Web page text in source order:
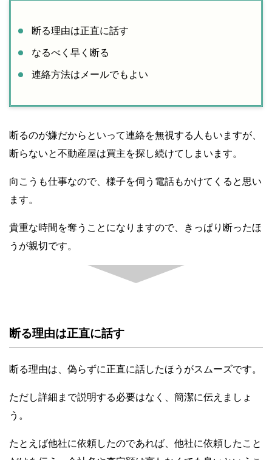
断る理由は正直に話す
なるべく早く断る
連絡方法はメールでもよい
断るのが嫌だからといって連絡を無視する人もいますが、
断らないと不動産屋は買主を探し続けてしまいます。
向こうも仕事なので、様子を伺う電話もかけてくると思い
ます。
貴重な時間を奪うことになりますので、きっぱり断ったほ
うが親切です。
断る理由は正直に話す
断る理由は、偽らずに正直に話したほうがスムーズです。
ただし詳細まで説明する必要はなく、簡潔に伝えましょ
う。
たとえば他社に依頼したのであれば、他社に依頼したこと